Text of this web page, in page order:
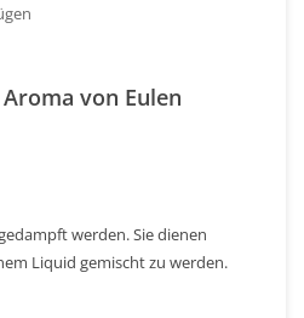
von Eulen
werden. Sie dienen
Liquid gemischt zu werden.